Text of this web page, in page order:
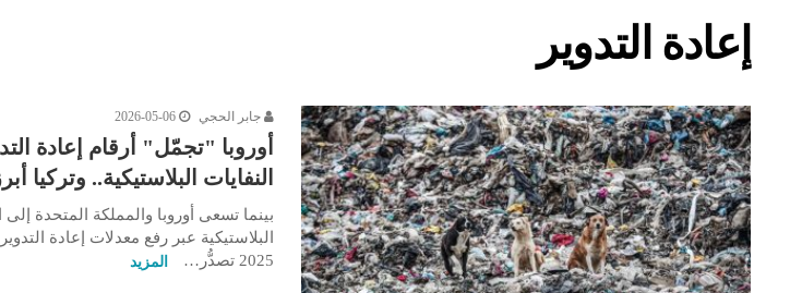
إعادة التدوير
جابر الحجي 2026-05-06
أوروبا "تجمّل" أرقام إعادة
النفايات البلاستيكية.. وتركيا
بينما تسعى أوروبا والمملكة المتحدة
البلاستيكية عبر رفع معدلات إعادة
2025 تصدُّر…
المزيد